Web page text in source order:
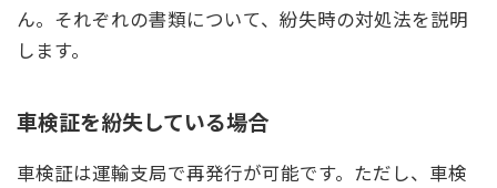
ん。それぞれの書類について、紛失時の対処法を説明
します。
車検証を紛失している場合
車検証は運輸支局で再発行が可能です。ただし、車検